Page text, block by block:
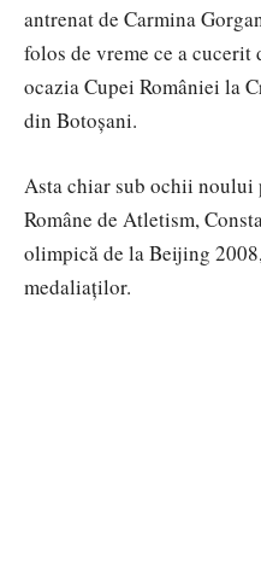
antrenat de Carmina
folos de vreme ce a
ocazia Cupei României la
din Botoșani.
Asta chiar sub ochii noului
Române de Atletism,
olimpică de la Beijing
medaliaților.